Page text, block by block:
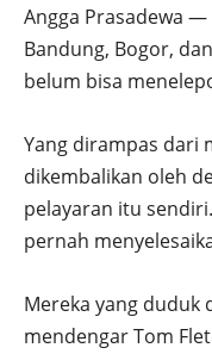
Angga Prasadewa
Bandung, Bogor,
belum bisa
Yang dirampas dari
dikembalikan oleh
pelayaran itu
pernah
Mereka yang duduk
mendengar Tom